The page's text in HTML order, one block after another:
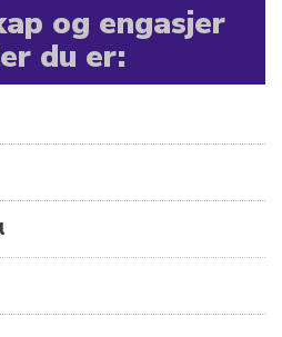
og engasjer
du er: